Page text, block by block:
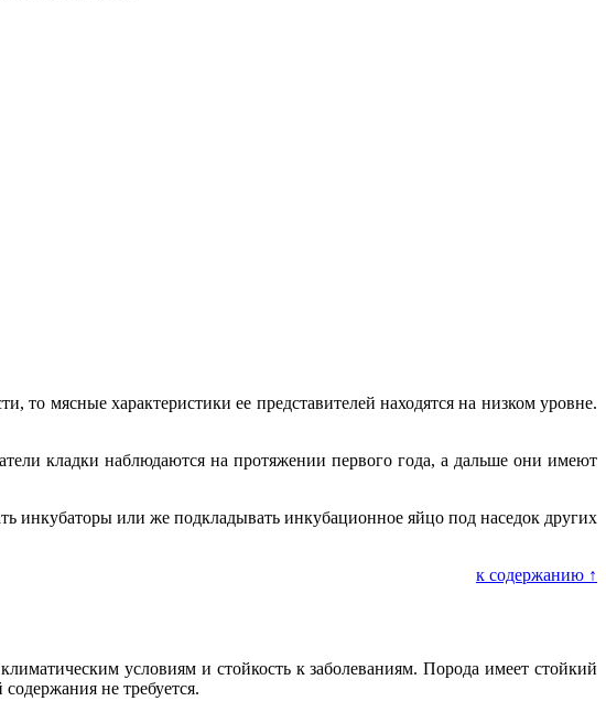
то мясные характеристики ее представителей находятся на низком уровне.
кладки наблюдаются на протяжении первого года, а дальше они имеют
инкубаторы или же подкладывать инкубационное яйцо под наседок других
к содержанию ↑
условиям и стойкость к заболеваниям. Порода имеет стойкий
не требуется.